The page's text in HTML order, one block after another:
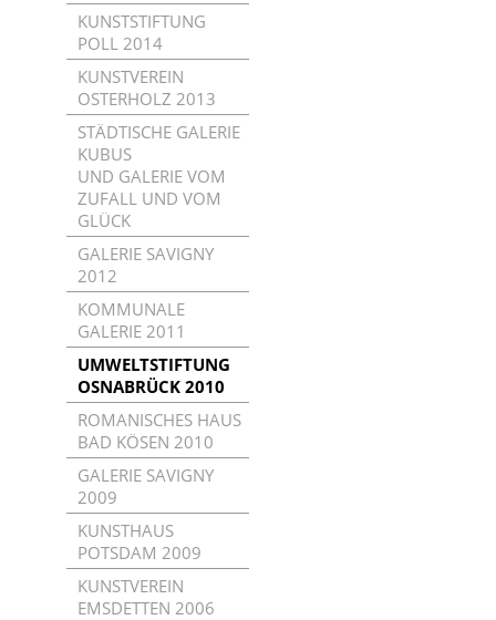
KUNSTSTIFTUNG
POLL 2014
KUNSTVEREIN
OSTERHOLZ 2013
STÄDTISCHE GALERIE
KUBUS
UND GALERIE VOM
ZUFALL UND VOM
GLÜCK
GALERIE SAVIGNY
2012
KOMMUNALE
GALERIE 2011
UMWELTSTIFTUNG
OSNABRÜCK 2010
ROMANISCHES HAUS
BAD KÖSEN 2010
GALERIE SAVIGNY
2009
KUNSTHAUS
POTSDAM 2009
KUNSTVEREIN
EMSDETTEN 2006